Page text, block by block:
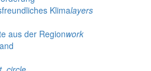
Klimalayers
aus der Regionwork